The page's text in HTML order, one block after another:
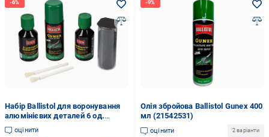
Набір Ballistol для воронування
алюмінієвих деталей 6 од.
(21542625)
оцінити
Олія збройова Ballistol Gunex 400
мл (21542531)
оцінити 2 варіанти